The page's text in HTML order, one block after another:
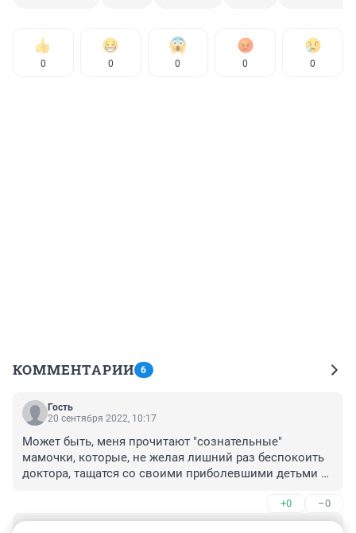
0 0 0 0 0
КОММЕНТАРИИ 6
Гость
20 сентября 2022, 10:17
Может быть, меня прочитают "сознательные"
мамочки, которые, не желая лишний раз беспокоить
доктора, тащатся со своими приболевшими детьми в
Из-за вас заболевает ВСЯ очередь. Включая членов
семей этой очереди. И доктор, который мог бы
+0 –0